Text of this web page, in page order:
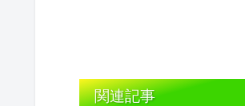
関連記事